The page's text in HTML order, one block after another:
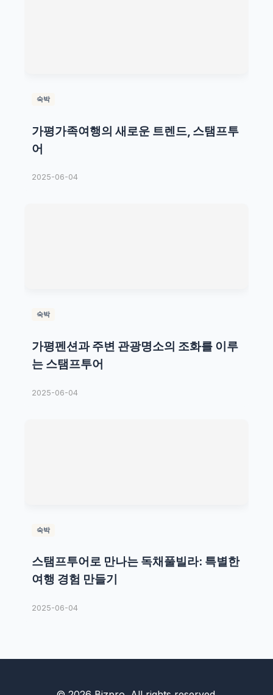
숙박
가평가족여행의 새로운 트렌드, 스탬프투
어
2025-06-04
숙박
가평펜션과 주변 관광명소의 조화를 이루
는 스탬프투어
2025-06-04
숙박
스탬프투어로 만나는 독채풀빌라: 특별한
여행 경험 만들기
2025-06-04